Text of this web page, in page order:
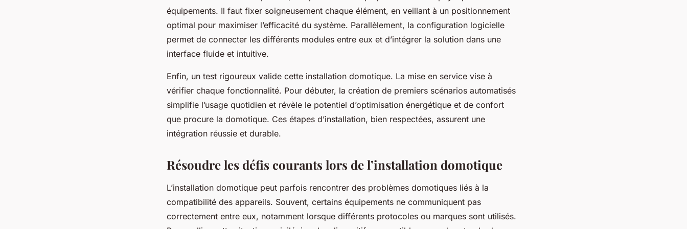
équipements. Il faut fixer soigneusement chaque élément, en veillant à un positionnement
optimal pour maximiser l’efficacité du système. Parallèlement, la configuration logicielle
permet de connecter les différents modules entre eux et d’intégrer la solution dans une
interface fluide et intuitive.
Enfin, un test rigoureux valide cette installation domotique. La mise en service vise à
vérifier chaque fonctionnalité. Pour débuter, la création de premiers scénarios automatisés
simplifie l’usage quotidien et révèle le potentiel d’optimisation énergétique et de confort
que procure la domotique. Ces étapes d’installation, bien respectées, assurent une
intégration réussie et durable.
Résoudre les défis courants lors de l’installation domotique
L’installation domotique peut parfois rencontrer des problèmes domotiques liés à la
compatibilité des appareils. Souvent, certains équipements ne communiquent pas
correctement entre eux, notamment lorsque différents protocoles ou marques sont utilisés.